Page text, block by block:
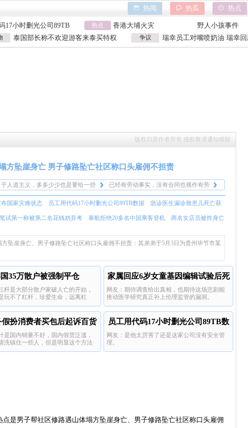
热点
热瓜
热闻
被第二名花钱劝弃考
被炸身亡震动日本
17小时删光公司89TB
热点
香港大埔火灾
野人小孩事件
天水血铅异常事件
山西大同订婚强
特朗普泽连斯基吵架
吉林大爷救助重
香港大埔火灾
野人小孩事件
泰国部长称不欢迎游客来泰买特权
泰国部长争议发言
争议
瑞幸员工对嘴喷奶油 瑞幸
工被曝用奶油枪喂食
版权归原作者所有 侵权敬请通知移除
方坠崖身亡 男子修路坠亡社区称口头雇佣不担责
于人道主义，多多少少也是要给一些
的吧。
已经有劳动事实，没有合同也视作有劳
动关系，肯定要负责的，一告一个准。
况当天条件不适合施工，强行施工
意外？
这种的都没书面协议啊，就一句话的
事。
惜，23岁的大好年华，唉，最可怜
是他的家人...支离破碎。
于人道主义，多多少少也是要给一些
已经有劳动事实，没有合同也视作有劳
意外？
事。
惜，23岁的大好年华，唉，最可怜
他的家人...支离破碎。
国家灾难状态 员工用代码17小时删光公司89TB数据 急诊医生漏诊致患儿死亡获
笔试第一称被第二名花钱劝弃考 泰航拒绝20多名中国乘客登机 两名女店员被炸身亡
坠崖身亡、男子修路坠亡社区称口头雇佣不担责：其弟弟于5月3日为贵州毕节市某
35万散户被强制平仓
杆是大部分散户家破人亡的开始，
玩不了杠杆，珍爱生命，远离杠
家属回应6岁女童基因编辑试验后死
亡
网友：期待调查给出真相，也期待这场悲剧能
推动医学研究真正补上伦理监管的漏洞。
扮消费者买包后起诉百货
店
是国内销量不好，国内假货泛滥，
洗镇住一些人，但是明显这个方法
反感。
员工用代码17小时删光公司89TB数
网友：是他太厉害了还是这家公司没有安全管
理。
点是男子帮社区修路遇山体塌方坠崖身亡、男子修路坠亡社区称口头雇佣